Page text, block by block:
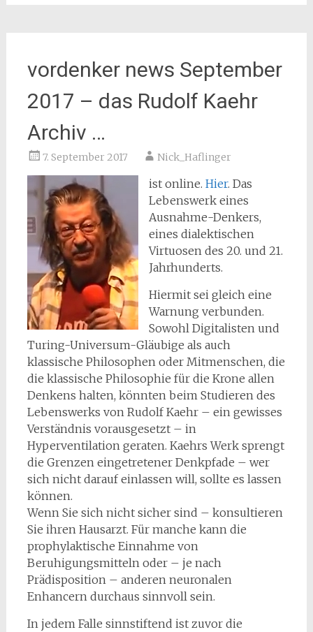
vordenker news September
2017 – das Rudolf Kaehr
Archiv …
7. September 2017 Nick_Haflinger
ist online. Hier. Das
Lebenswerk eines
Ausnahme-Denkers,
eines dialektischen
Virtuosen des 20. und 21.
Jahrhunderts.
Hiermit sei gleich eine
Warnung verbunden.
Sowohl Digitalisten und
Turing-Universum-Gläubige als auch
klassische Philosophen oder Mitmenschen, die
die klassische Philosophie für die Krone allen
Denkens halten, könnten beim Studieren des
Lebenswerks von Rudolf Kaehr – ein gewisses
Verständnis vorausgesetzt – in
Hyperventilation geraten. Kaehrs Werk sprengt
die Grenzen eingetretener Denkpfade – wer
sich nicht darauf einlassen will, sollte es lassen
können.
Wenn Sie sich nicht sicher sind – konsultieren
Sie ihren Hausarzt. Für manche kann die
prophylaktische Einnahme von
Beruhigungsmitteln oder – je nach
Prädisposition – anderen neuronalen
Enhancern durchaus sinnvoll sein.
In jedem Falle sinnstiftend ist zuvor die